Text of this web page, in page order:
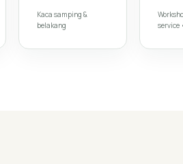
Kaca samping &
belakang
service